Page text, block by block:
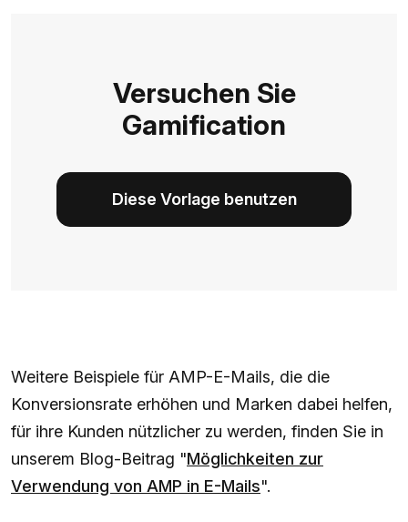
Versuchen Sie
Gamification
Diese Vorlage benutzen
Weitere Beispiele für AMP-E-Mails, die die
Konversionsrate erhöhen und Marken dabei helfen,
für ihre Kunden nützlicher zu werden, finden Sie in
unserem Blog-Beitrag "Möglichkeiten zur
Verwendung von AMP in E-Mails".